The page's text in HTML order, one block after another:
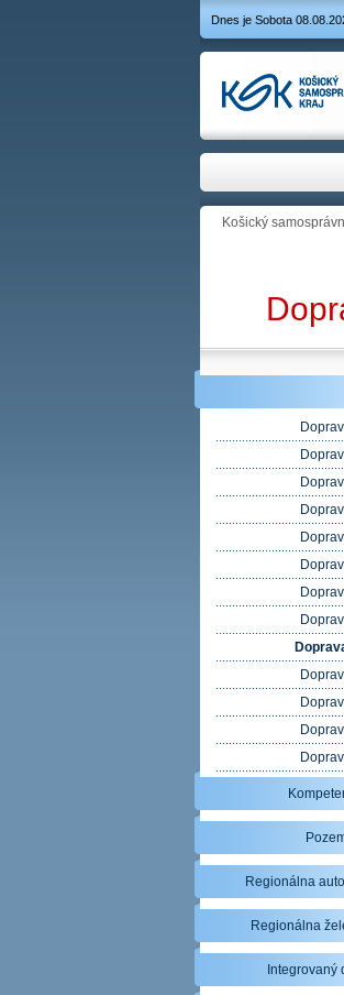
Dnes je Sobota
Košický
Regionálna
Regionálna
Integrovaný